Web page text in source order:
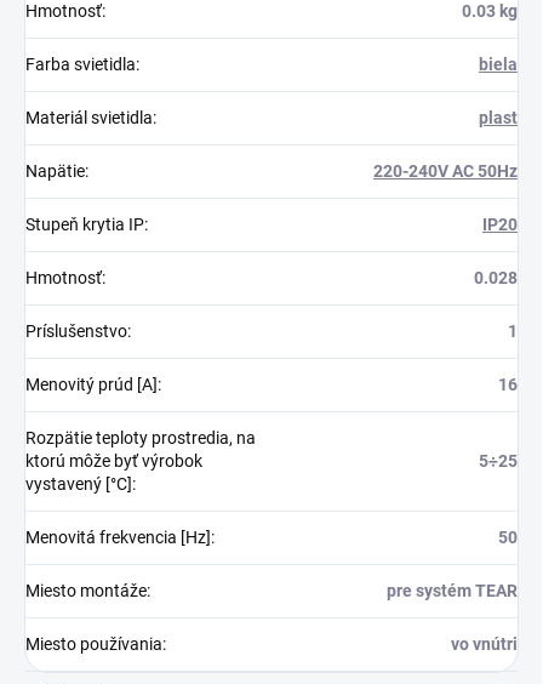
Hmotnosť: 0.03 kg
Farba svietidla: biela
Materiál svietidla: plast
Napätie: 220-240V AC 50Hz
Stupeň krytia IP: IP20
Hmotnosť: 0.028
Príslušenstvo: 1
Menovitý prúd [A]: 16
Rozpätie teploty prostredia, na
ktorú môže byť výrobok
vystavený [°C]:
5÷25
Menovitá frekvencia [Hz]: 50
Miesto montáže: pre systém TEAR
Miesto používania: vo vnútri